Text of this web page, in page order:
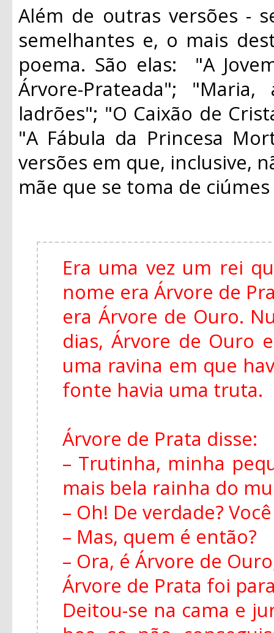
Além de outras versões -
semelhantes e, o mais
poema. São elas: "A
Árvore-Prateada";
ladrões"; "O Caixão de
"A Fábula da Princesa
versões em que, inclusive,
mãe que se toma de
Era uma vez um rei
nome era Árvore de
era Árvore de Ouro.
dias, Árvore de Ouro
uma ravina em que
fonte havia uma truta.
Árvore de Prata disse:
– Trutinha, minha
mais bela rainha do
– Oh! De verdade?
– Mas, quem é então?
– Ora, é Árvore de
Árvore de Prata foi
Deitou-se na cama e